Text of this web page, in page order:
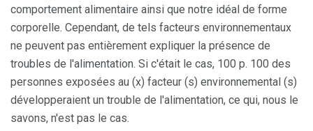
comportement alimentaire ainsi que notre idéal de forme
corporelle. Cependant, de tels facteurs environnementaux
ne peuvent pas entièrement expliquer la présence de
troubles de l'alimentation. Si c'était le cas, 100 p. 100 des
personnes exposées au (x) facteur (s) environnemental (s)
développeraient un trouble de l'alimentation, ce qui, nous le
savons, n'est pas le cas.